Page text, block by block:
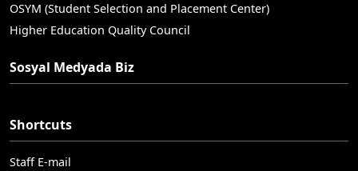
OSYM (Student Selection and Placement Center)
Higher Education Quality Council
Sosyal Medyada Biz
Shortcuts
Staff E-mail